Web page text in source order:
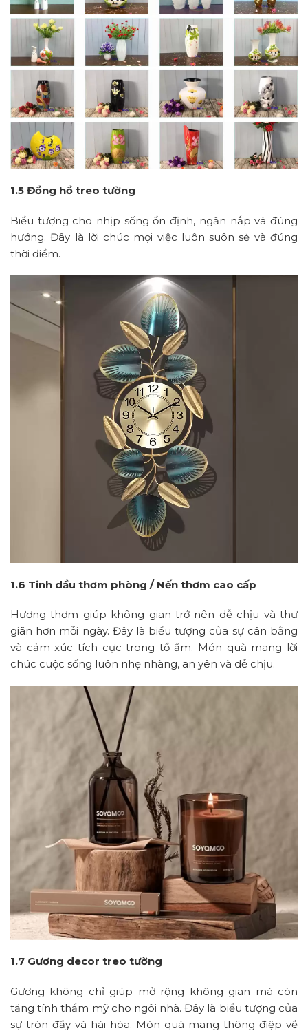
1.5 Đồng hồ treo tường
Biểu tượng cho nhịp sống ổn định, ngăn nắp và đúng
hướng. Đây là lời chúc mọi việc luôn suôn sẻ và đúng
thời điểm.
1.6 Tinh dầu thơm phòng / Nến thơm cao cấp
Hương thơm giúp không gian trở nên dễ chịu và thư
giãn hơn mỗi ngày. Đây là biểu tượng của sự cân bằng
và cảm xúc tích cực trong tổ ấm. Món quà mang lời
chúc cuộc sống luôn nhẹ nhàng, an yên và dễ chịu.
1.7 Gương decor treo tường
Gương không chỉ giúp mở rộng không gian mà còn
tăng tính thẩm mỹ cho ngôi nhà. Đây là biểu tượng của
sự tròn đầy và hài hòa. Món quà mang thông điệp về